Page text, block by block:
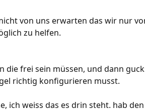
von uns erwarten das wir nur
zu helfen.
die frei sein müssen, und dann
richtig konfigurieren musst.
ich weiss das es drin steht. hab